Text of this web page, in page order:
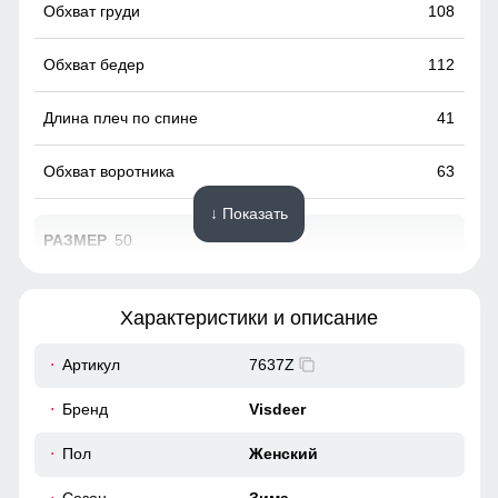
лаконичный дизайн для повседневной носки.
108
112
41
63
50
↓ Показать
Характеристики и описание
Артикул 7637Z
Бренд Visdeer
Пол Женский